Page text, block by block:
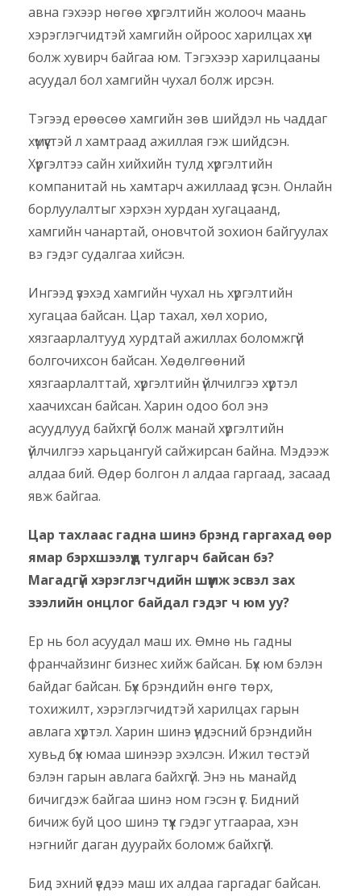
авна гэхээр нөгөө хүргэлтийн жолооч маань
хэрэглэгчидтэй хамгийн ойроос харилцах хүн
болж хувирч байгаа юм. Тэгэхээр харилцааны
асуудал бол хамгийн чухал болж ирсэн.
Тэгээд ерөөсөө хамгийн зөв шийдэл нь чаддаг
хүмүүстэй л хамтраад ажиллая гэж шийдсэн.
Хүргэлтээ сайн хийхийн тулд хүргэлтийн
компанитай нь хамтарч ажиллаад үзсэн. Онлайн
борлуулалтыг хэрхэн хурдан хугацаанд,
хамгийн чанартай, оновчтой зохион байгуулах
вэ гэдэг судалгаа хийсэн.
Ингээд үзэхэд хамгийн чухал нь хүргэлтийн
хугацаа байсан. Цар тахал, хөл хорио,
хязгаарлалтууд хурдтай ажиллах боломжгүй
болгочихсон байсан. Хөдөлгөөний
хязгаарлалттай, хүргэлтийн үйлчилгээ хүртэл
хаачихсан байсан. Харин одоо бол энэ
асуудлууд байхгүй болж манай хүргэлтийн
үйлчилгээ харьцангуй сайжирсан байна. Мэдээж
алдаа бий. Өдөр болгон л алдаа гаргаад, засаад
явж байгаа.
Цар тахлаас гадна шинэ брэнд гаргахад өөр
ямар бэрхшээлүүд тулгарч байсан бэ?
Магадгүй хэрэглэгчдийн шүүмж эсвэл зах
зээлийн онцлог байдал гэдэг ч юм уу?
Ер нь бол асуудал маш их. Өмнө нь гадны
франчайзинг бизнес хийж байсан. Бүх юм бэлэн
байдаг байсан. Бүх брэндийн өнгө төрх,
тохижилт, хэрэглэгчидтэй харилцах гарын
авлага хүртэл. Харин шинэ үндэсний брэндийн
хувьд бүх юмаа шинээр эхэлсэн. Ижил төстэй
бэлэн гарын авлага байхгүй. Энэ нь манайд
бичигдэж байгаа шинэ ном гэсэн үг. Бидний
бичиж буй цоо шинэ түүх гэдэг утгаараа, хэн
нэгнийг даган дуурайх боломж байхгүй.
Бид эхний үедээ маш их алдаа гаргадаг байсан.